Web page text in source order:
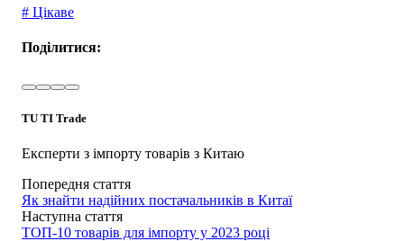
# Цікаве
Поділитися:
TU TI Trade
Експерти з імпорту товарів з Китаю
Попередня стаття
Як знайти надійних постачальників в Китаї
Наступна стаття
ТОП-10 товарів для імпорту у 2023 році